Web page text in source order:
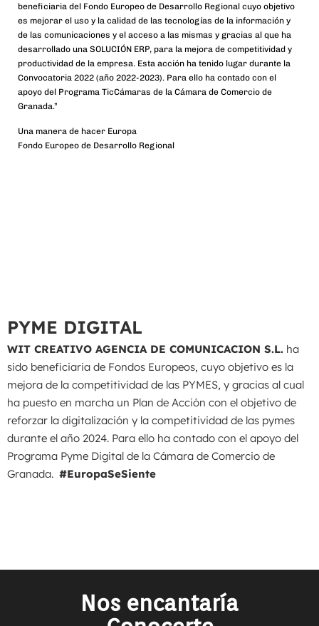
beneficiaria del Fondo Europeo de Desarrollo Regional cuyo objetivo
es mejorar el uso y la calidad de las tecnologías de la información y
de las comunicaciones y el acceso a las mismas y gracias al que ha
desarrollado una SOLUCIÓN ERP, para la mejora de competitividad y
productividad de la empresa. Esta acción ha tenido lugar durante la
Convocatoria 2022 (año 2022-2023). Para ello ha contado con el
apoyo del Programa TicCámaras de la Cámara de Comercio de
Granada.”
Una manera de hacer Europa
Fondo Europeo de Desarrollo Regional
PYME DIGITAL
WIT CREATIVO AGENCIA DE COMUNICACION S.L. ha
sido beneficiaria de Fondos Europeos, cuyo objetivo es la
mejora de la competitividad de las PYMES, y gracias al cual
ha puesto en marcha un Plan de Acción con el objetivo de
reforzar la digitalización y la competitividad de las pymes
durante el año 2024. Para ello ha contado con el apoyo del
Programa Pyme Digital de la Cámara de Comercio de
Granada. #EuropaSeSiente
Nos encantaría